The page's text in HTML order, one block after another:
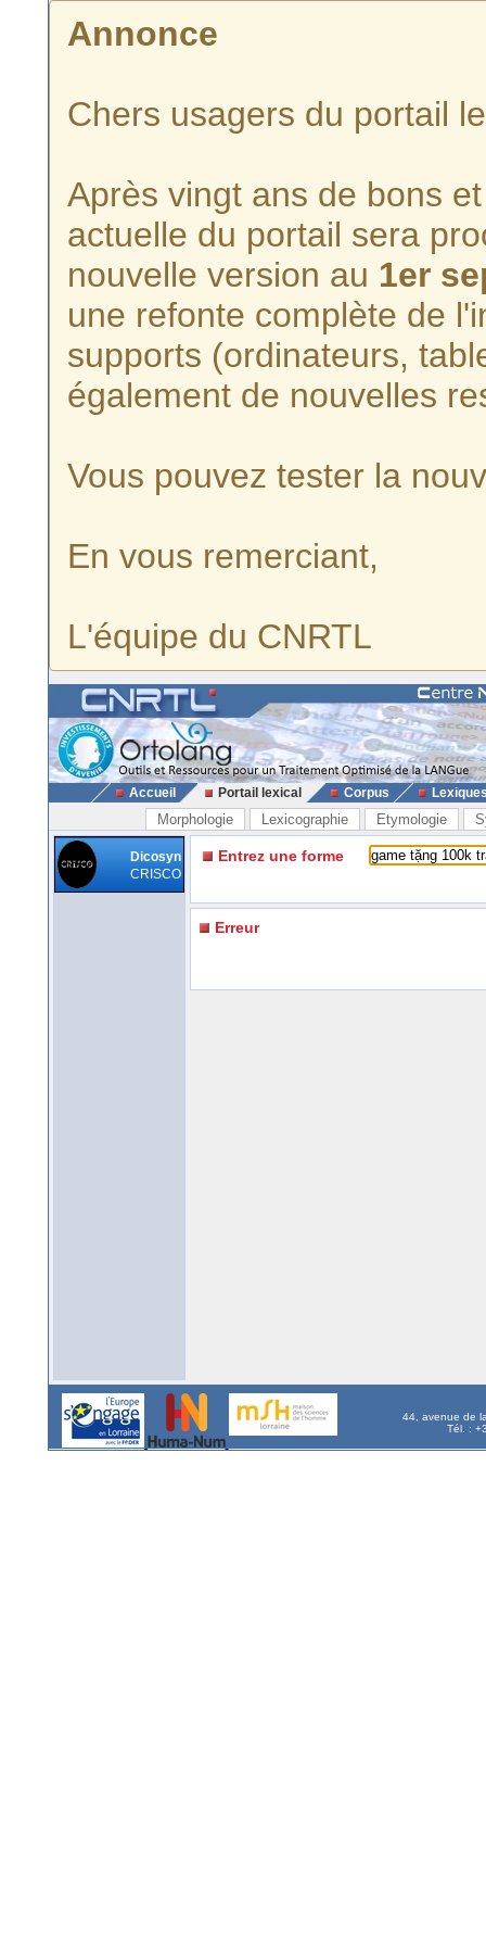
Annonce
Chers usagers du portail
Après vingt ans de bons
actuelle du portail sera
nouvelle version au 1er
une refonte complète de
supports (ordinateurs,
également de nouvelles
Vous pouvez tester la
En vous remerciant,
L'équipe du CNRTL
Accueil Portail lexical Corpus
Morphologie Lexicographie Etymologie
Dicosyn
CRISCO
Entrez une forme
Erreur
44, avenue de
Tél. :